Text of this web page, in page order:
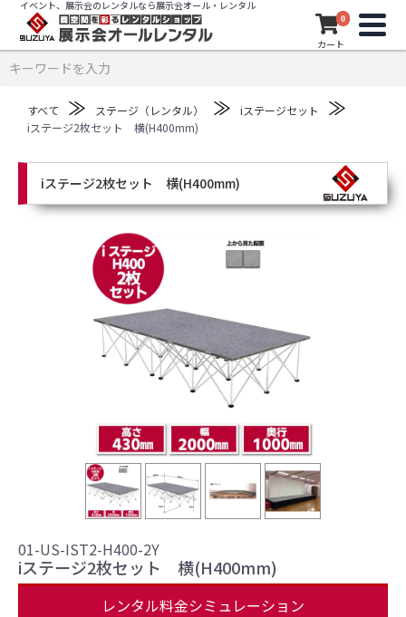
イベント、展示会のレンタルなら展示会オール・レンタル
0
カート
すべて ≫ ステージ（レンタル） ≫ iステージセット ≫
iステージ2枚セット 横(H400mm)
iステージ2枚セット 横(H400mm)
01-US-IST2-H400-2Y
iステージ2枚セット 横(H400mm)
レンタル料金シミュレーション